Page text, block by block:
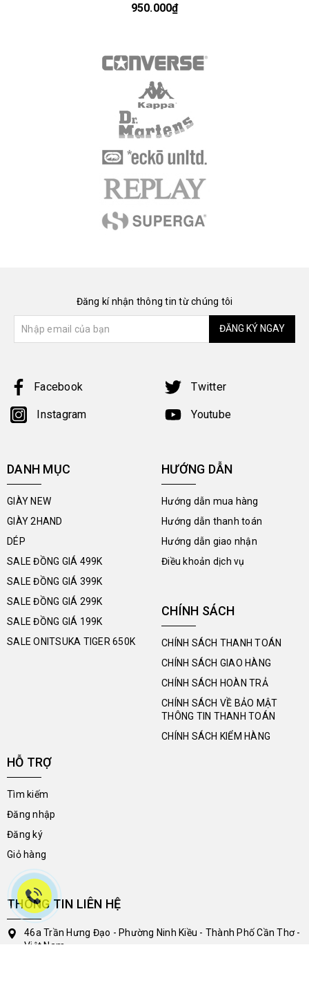
950.000₫
Đăng kí nhận thông tin từ chúng tôi
ĐĂNG KÝ NGAY
Facebook Twitter
Instagram Youtube
DANH MỤC
GIÀY NEW
GIÀY 2HAND
DÉP
SALE ĐỒNG GIÁ 499K
SALE ĐỒNG GIÁ 399K
SALE ĐỒNG GIÁ 299K
SALE ĐỒNG GIÁ 199K
SALE ONITSUKA TIGER 650K
HƯỚNG DẪN
Hướng dẫn mua hàng
Hướng dẫn thanh toán
Hướng dẫn giao nhận
Điều khoản dịch vụ
CHÍNH SÁCH
CHÍNH SÁCH THANH TOÁN
CHÍNH SÁCH GIAO HÀNG
CHÍNH SÁCH HOÀN TRẢ
CHÍNH SÁCH VỀ BẢO MẬT
THÔNG TIN THANH TOÁN
CHÍNH SÁCH KIỂM HÀNG
HỖ TRỢ
Tìm kiếm
Đăng nhập
Đăng ký
Giỏ hàng
THÔNG TIN LIÊN HỆ
46a Trần Hưng Đạo - Phường Ninh Kiều - Thành Phố Cần Thơ -
Việt Nam